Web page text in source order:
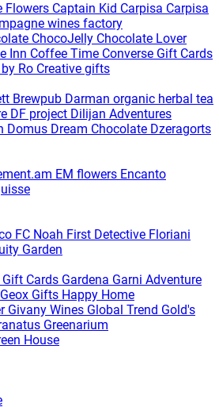
Flowers Captain Kid Carpisa Carpisa
wines factory
ChocoJelly Chocolate Lover
Inn Coffee Time Converse Gift Cards
Ro Creative gifts
Brewpub Darman organic herbal tea
DF project Dilijan Adventures
Domus Dream Chocolate Dzeragorts
EM flowers Encanto
FC Noah First Detective Floriani
Garden
Gift Cards Gardena Garni Adventure
Geox Gifts Happy Home
Givany Wines Global Trend Gold's
Greenarium
House